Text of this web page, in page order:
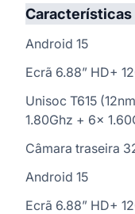
Características
Android 15
Ecrã 6.88” HD+
Unisoc T615
1.80Ghz + 6x
Câmara traseira
Android 15
Ecrã 6.88” HD+